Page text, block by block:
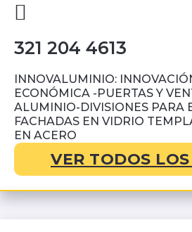
321 204 4613
INNOVALUMINIO:
ECONÓMICA -PUERTAS Y
ALUMINIO-DIVISIONES PARA
FACHADAS EN VIDRIO
EN ACERO
VER TODOS